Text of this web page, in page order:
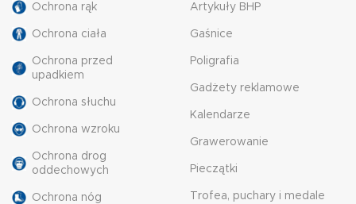
Ochrona rąk
Ochrona ciała
Ochrona przed
upadkiem
Ochrona słuchu
Ochrona wzroku
Ochrona drog
oddechowych
Ochrona nóg
Artykuły BHP
Gaśnice
Poligrafia
Gadżety reklamowe
Kalendarze
Grawerowanie
Pieczątki
Trofea, puchary i medale